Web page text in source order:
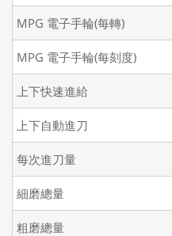
MPG 電子手輪(每轉)
MPG 電子手輪(每刻度)
上下快速進給
上下自動進刀
每次進刀量
細磨總量
粗磨總量